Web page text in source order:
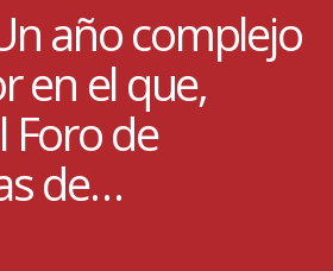
año complejo
en el que,
Foro de
de…